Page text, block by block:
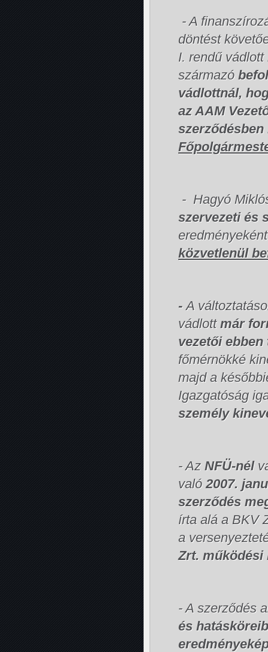
- A
döntést
I. rendű
származó
vádlottnál,
az AAM
szerződésben
- Hagyó
szervezeti és
közvetlenül
-A
vádlottmár
vezetői
főmérnökké
majd a
Igazgatóság
személy
- Az NFÜ-nél
való 2007.
szerződés
írta alá a BKV
a
Zrt. működési
- A szerződés
és